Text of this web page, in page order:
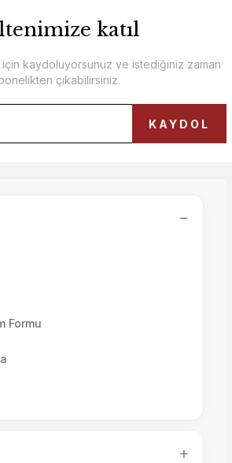
katıl
için kaydoluyorsunuz ve istediğiniz zaman
çıkabilirsiniz.
KAYDOL
−
Formu
+